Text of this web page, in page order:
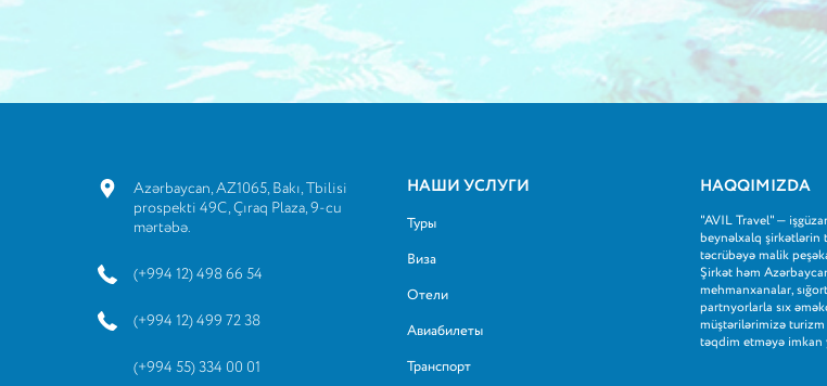
Azərbaycan, AZ1065, Bakı, Tbilisi
prospekti 49C, Çıraq Plaza, 9-cu
mərtəbə.
(+994 12) 498 66 54
(+994 12) 499 72 38
(+994 55) 334 00 01
НАШИ УСЛУГИ
Туры
Виза
Отели
Авиабилеты
Транспорт
HAQQIMIZDA
"AVIL Travel" —
beynəlxalq şirkətlərin
təcrübəyə malik
Şirkət həm
mehmanxanalar,
partnyorlarla sıx
müştərilərimizə
təqdim etməyə imkan